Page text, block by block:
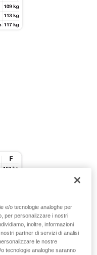
e/o tecnologie analoghe per
per personalizzare i nostri
inoltre, informazioni
partner di servizi di analisi
le nostre
tecnologie analoghe saranno